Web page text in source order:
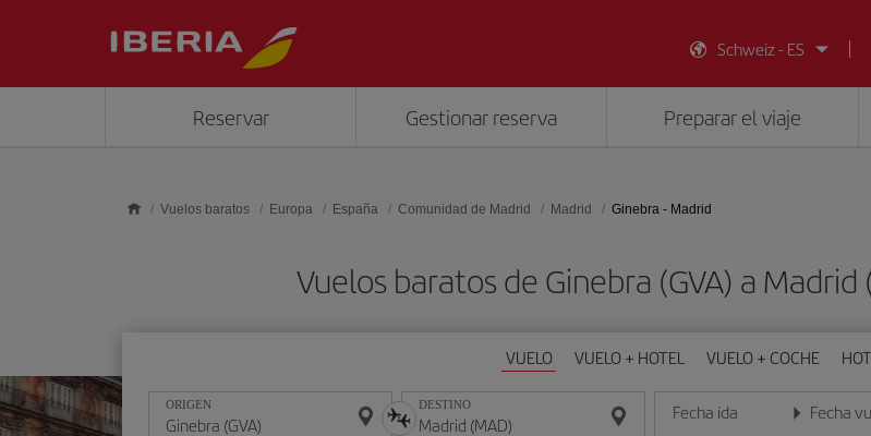
Schweiz - ES
Reservar Gestionar reserva Preparar el viaje
Vuelos baratos Europa España Comunidad de Madrid Madrid Ginebra - Madrid
Vuelos baratos de Ginebra (GVA) a
VUELO VUELO + HOTEL VUELO + COCHE
ORIGEN DESTINO Fecha ida
Introduce la fecha en formato día/
Fecha
Introduce la